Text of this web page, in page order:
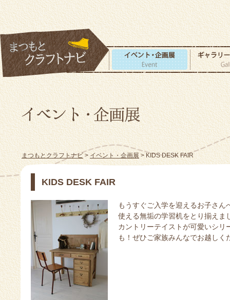
まつもとクラフトナビ>イベント・企画展> KIDS DESK FAIR
KIDS DESK FAIR
もうすぐご入学を迎えるお子さ
使える無垢の学習机をとり揃えま
カントリーテイストが可愛いシリ
も！ぜひご家族みんなでお越しく